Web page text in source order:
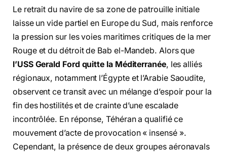
Le retrait du navire de sa zone de patrouille initiale
laisse un vide partiel en Europe du Sud, mais renforce
la pression sur les voies maritimes critiques de la mer
Rouge et du détroit de Bab el-Mandeb. Alors que
l’USS Gerald Ford quitte la Méditerranée, les alliés
régionaux, notamment l’Égypte et l’Arabie Saoudite,
observent ce transit avec un mélange d’espoir pour la
fin des hostilités et de crainte d’une escalade
incontrôlée. En réponse, Téhéran a qualifié ce
mouvement d’acte de provocation « insensé ».
Cependant, la présence de deux groupes aéronavals